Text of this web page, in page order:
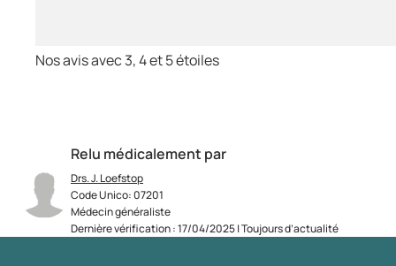
Relu médicalement par
Drs. J. Loefstop
Code Unico: 07201
Médecin généraliste
Dernière vérification : 17/04/2025 | Toujours d’actualité
Nos avis avec 3, 4 et 5 étoiles